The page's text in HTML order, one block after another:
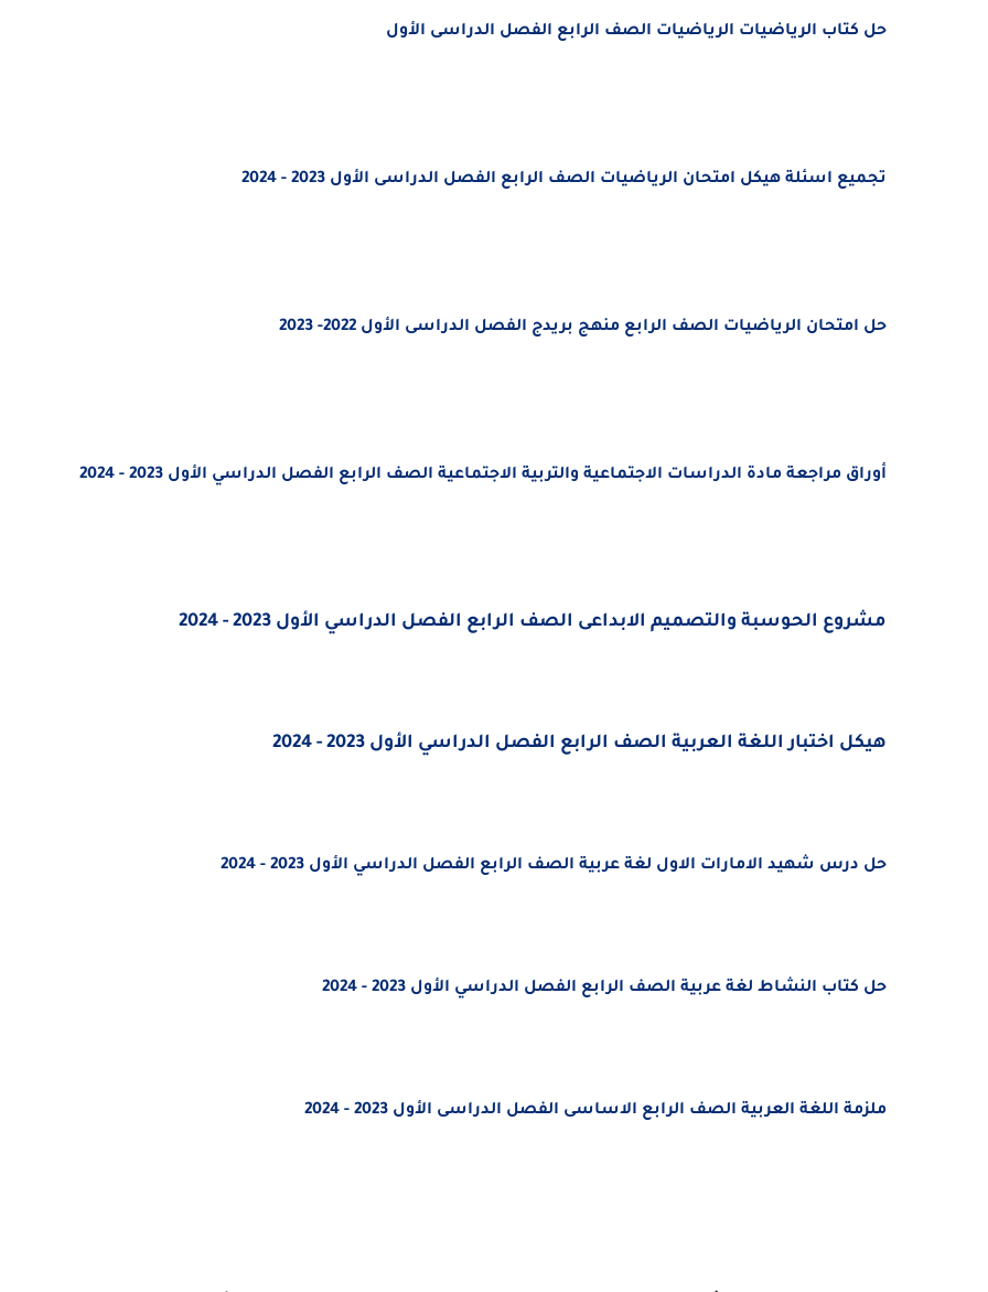
حل كتاب الرياضيات الرياضيات الصف الرابع الفصل الدراسى الأول
تجميع اسئلة هيكل امتحان الرياضيات الصف الرابع الفصل الدراسى الأول 2023 - 2024
حل امتحان الرياضيات الصف الرابع منهج بريدج الفصل الدراسى الأول 2022- 2023
أوراق مراجعة مادة الدراسات الاجتماعية والتربية الاجتماعية الصف الرابع الفصل الدراسي الأول 2023 - 2024
مشروع الحوسبة والتصميم الابداعى الصف الرابع الفصل الدراسي الأول 2023 - 2024
هيكل اختبار اللغة العربية الصف الرابع الفصل الدراسي الأول 2023 - 2024
حل درس شهيد الامارات الاول لغة عربية الصف الرابع الفصل الدراسي الأول 2023 - 2024
حل كتاب النشاط لغة عربية الصف الرابع الفصل الدراسي الأول 2023 - 2024
ملزمة اللغة العربية الصف الرابع الاساسى الفصل الدراسى الأول 2023 - 2024